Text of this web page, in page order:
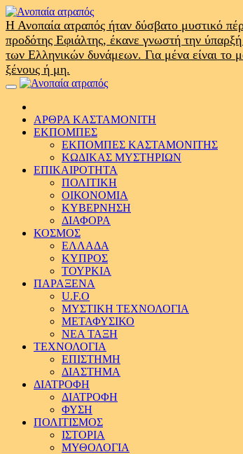
Skip
to
content
Η Ανοπαία ατραπός ήταν δύσβατο μυστικό
προδότης Εφιάλτης, έκανε γνωστή την
των Ελληνικών δυνάμεων. Για μένα είναι το
ξένους ή μη.
Primary
ΑΡΘΡΑ ΚΑΣΤΑΜΟΝΙΤΗ
ΕΚΠΟΜΠΕΣ
ΕΚΠΟΜΠΕΣ ΚΑΣΤΑΜΟΝΙΤΗΣ
ΚΩΔΙΚΑΣ ΜΥΣΤΗΡΙΩΝ
ΕΠΙΚΑΙΡΟΤΗΤΑ
ΠΟΛΙΤΙΚΗ
ΟΙΚΟΝΟΜΙΑ
ΚΥΒΕΡΝΗΣΗ
ΔΙΑΦΟΡΑ
ΚΟΣΜΟΣ
ΕΛΛΑΔΑ
ΚΥΠΡΟΣ
ΤΟΥΡΚΙΑ
ΠΑΡΑΞΕΝΑ
U.F.O
ΜΥΣΤΙΚΗ ΤΕΧΝΟΛΟΓΙΑ
ΜΕΤΑΦΥΣΙΚΟ
ΝΕΑ ΤΑΞΗ
ΤΕΧΝΟΛΟΓΙΑ
ΕΠΙΣΤΗΜΗ
ΔΙΑΣΤΗΜΑ
ΔΙΑΤΡΟΦΗ
ΔΙΑΤΡΟΦΗ
ΦΥΣΗ
ΠΟΛΙΤΙΣΜΟΣ
ΙΣΤΟΡΙΑ
ΜΥΘΟΛΟΓΙΑ